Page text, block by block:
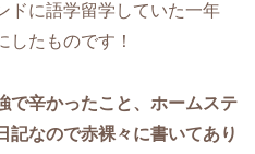
ドに語学留学していた一年
したものです！
で辛かったこと、ホームステ
記なので赤裸々に書いてあり